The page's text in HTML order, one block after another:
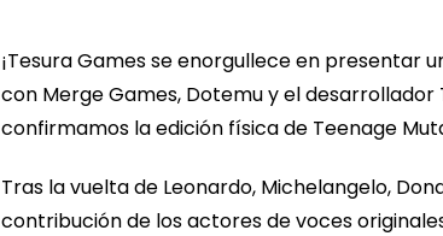
¡Tesura Games se enorgullece en presentar
con Merge Games, Dotemu y el
confirmamos la edición física de Teenage
Tras la vuelta de Leonardo, Michelangelo,
contribución de los actores de voces